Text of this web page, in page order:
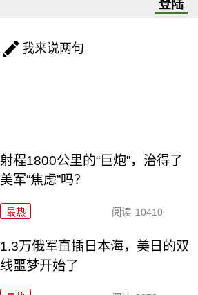
登陆
我来说两句
射程1800公里的“巨炮”，治得了
美军“焦虑”吗？
最热 阅读 10410
1.3万俄军直插日本海，美日的双
线噩梦开始了